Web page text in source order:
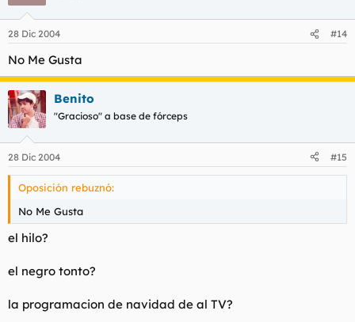
28 Dic 2004 #14
No Me Gusta
Benito
"Gracioso" a base de fórceps
28 Dic 2004 #15
Oposición rebuznó:
No Me Gusta
el hilo?
el negro tonto?
la programacion de navidad de al TV?